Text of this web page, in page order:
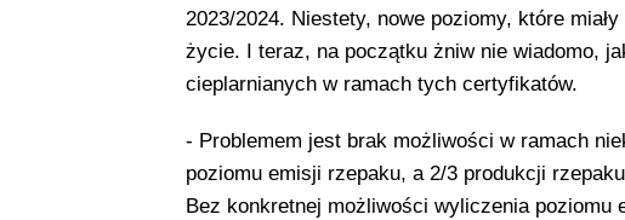
2023/2024. Niestety, nowe poziomy, które
życie. I teraz, na początku żniw nie wiadomo,
cieplarnianych w ramach tych certyfikatów.
- Problemem jest brak możliwości w ramach
poziomu emisji rzepaku, a 2/3 produkcji
Bez konkretnej możliwości wyliczenia poziomu